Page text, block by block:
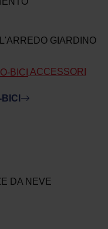
GIARDINO
ACCESSORI
DA NEVE